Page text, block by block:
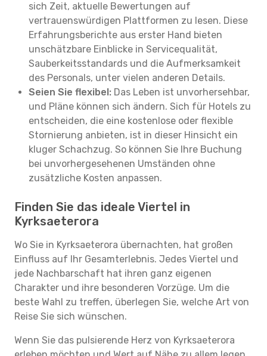
sich Zeit, aktuelle Bewertungen auf
vertrauenswürdigen Plattformen zu lesen. Diese
Erfahrungsberichte aus erster Hand bieten
unschätzbare Einblicke in Servicequalität,
Sauberkeitsstandards und die Aufmerksamkeit
des Personals, unter vielen anderen Details.
Seien Sie flexibel: Das Leben ist unvorhersehbar,
und Pläne können sich ändern. Sich für Hotels zu
entscheiden, die eine kostenlose oder flexible
Stornierung anbieten, ist in dieser Hinsicht ein
kluger Schachzug. So können Sie Ihre Buchung
bei unvorhergesehenen Umständen ohne
zusätzliche Kosten anpassen.
Finden Sie das ideale Viertel in
Kyrksaeterora
Wo Sie in Kyrksaeterora übernachten, hat großen
Einfluss auf Ihr Gesamterlebnis. Jedes Viertel und
jede Nachbarschaft hat ihren ganz eigenen
Charakter und ihre besonderen Vorzüge. Um die
beste Wahl zu treffen, überlegen Sie, welche Art von
Reise Sie sich wünschen.
Wenn Sie das pulsierende Herz von Kyrksaeterora